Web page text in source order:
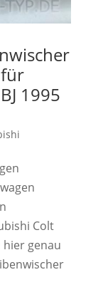
1995
Colt
hier genau